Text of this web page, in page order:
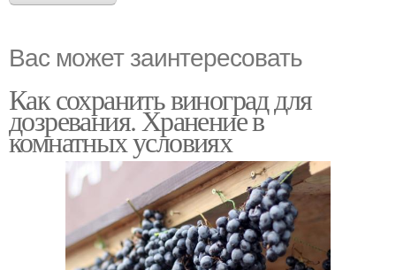
Вас может заинтересовать
Как сохранить виноград для
дозревания. Хранение в
комнатных условиях